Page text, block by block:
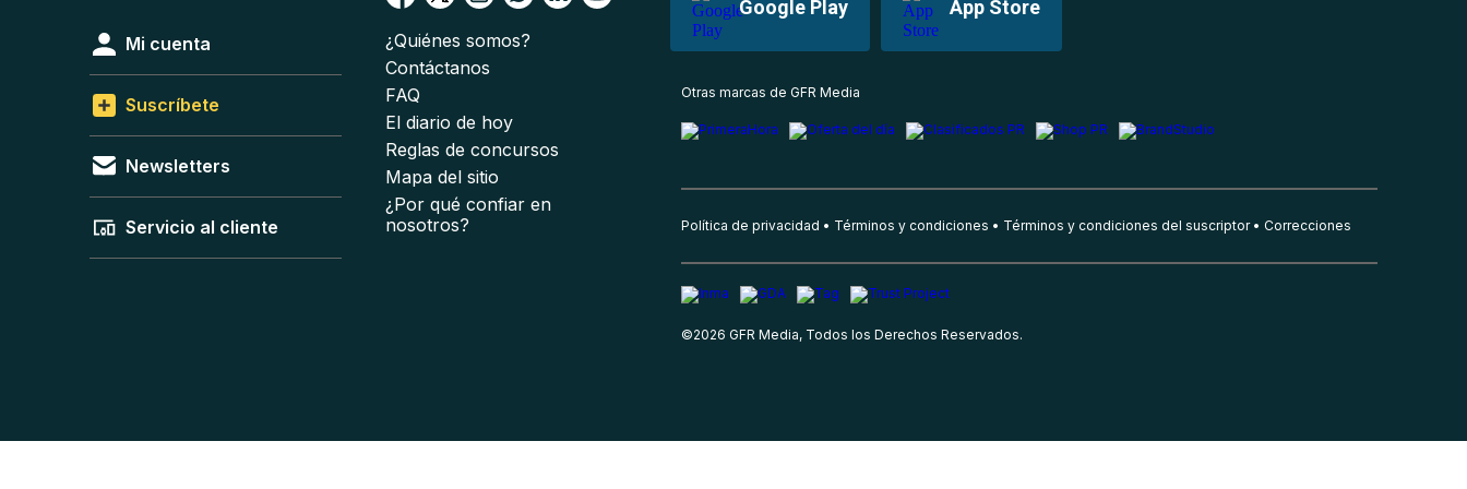
Google Play App Store
Mi cuenta
Suscríbete
Newsletters
Servicio al cliente
¿Quiénes somos?
Contáctanos
FAQ
El diario de hoy
Reglas de concursos
Mapa del sitio
¿Por qué confiar en
nosotros?
Otras marcas de GFR Media
Política de privacidad Términos y condiciones Términos y condiciones del suscriptor Correcciones
©2026 GFR Media, Todos los Derechos Reservados.